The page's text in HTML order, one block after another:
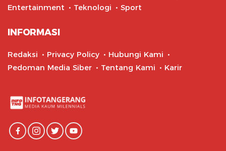
Entertainment
Teknologi Sport
INFORMASI
Redaksi Privacy Policy
Hubungi Kami
Pedoman Media Siber
Tentang Kami Karir